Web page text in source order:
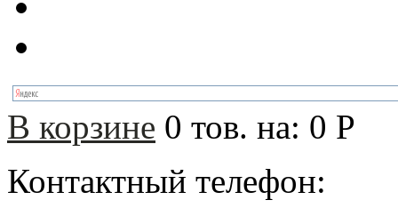
В корзине 0 тов. на: 0 Р
Контактный телефон: